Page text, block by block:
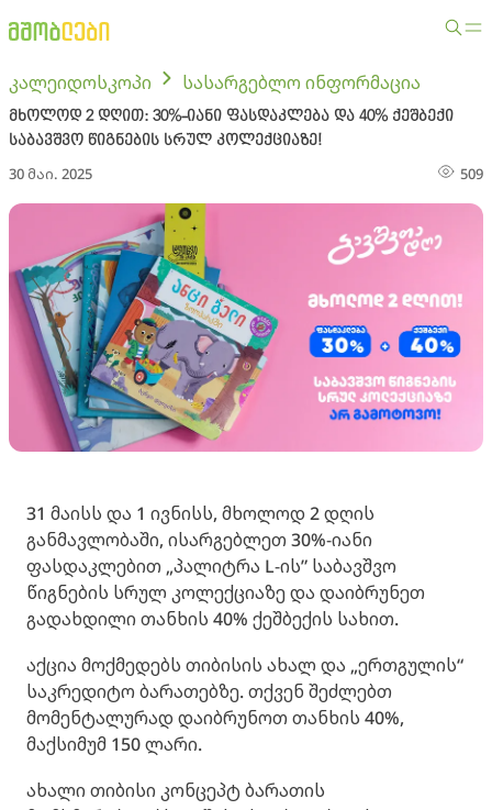
კალეიდოსკოპი სასარგებლო ინფორმაცია
მხოლოდ 2 დღით: 30%-იანი ფასდაკლება და 40% ქეშბექი
საბავშვო წიგნების სრულ კოლექციაზე!
30 მაი. 2025 509
31 მაისს და 1 ივნისს, მხოლოდ 2 დღის
განმავლობაში, ისარგებლეთ 30%-იანი
ფასდაკლებით „პალიტრა L-ის” საბავშვო
წიგნების სრულ კოლექციაზე და დაიბრუნეთ
გადახდილი თანხის 40% ქეშბექის სახით.
აქცია მოქმედებს თიბისის ახალ და „ერთგულის“
საკრედიტო ბარათებზე. თქვენ შეძლებთ
მომენტალურად დაიბრუნოთ თანხის 40%,
მაქსიმუმ 150 ლარი.
ახალი თიბისი კონცეპტ ბარათის